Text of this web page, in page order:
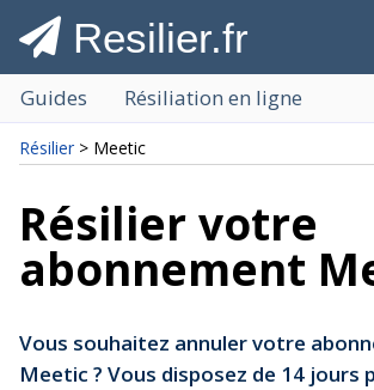
Resilier.fr
Guides Résiliation en ligne
Résilier > Meetic
Résilier votre
abonnement
Vous souhaitez annuler votre
Meetic ? Vous disposez de 14 jours